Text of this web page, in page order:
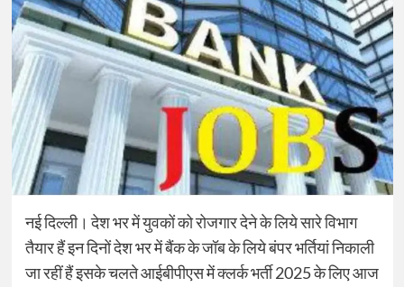
नई दिल्ली। देश भर में युवकों को रोजगार देने के लिये सारे विभाग
तैयार हैं इन दिनों देश भर में बैंक के जॉब के लिये बंपर भर्तियां निकाली
जा रहीं हैं इसके चलते आईबीपीएस में क्लर्क भर्ती 2025 के लिए आज